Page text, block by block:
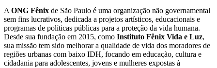
A ONG Fênix de São Paulo é uma organização não governamental
sem fins lucrativos, dedicada a projetos artísticos, educacionais e
programas de políticas públicas para a proteção da vida humana.
Desde sua fundação em 2015, como Instituto Fênix Vida e Luz,
sua missão tem sido melhorar a qualidade de vida dos moradores de
regiões urbanas com baixo IDH, focando em educação, cultura e
cidadania para adolescentes, jovens e mulheres expostas à